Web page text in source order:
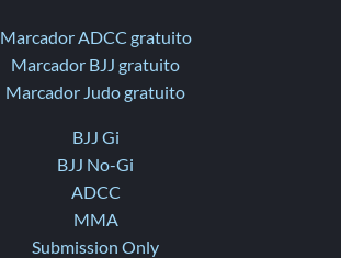
Marcador ADCC gratuito
Marcador BJJ gratuito
Marcador Judo gratuito
BJJ Gi
BJJ No-Gi
ADCC
MMA
Submission Only